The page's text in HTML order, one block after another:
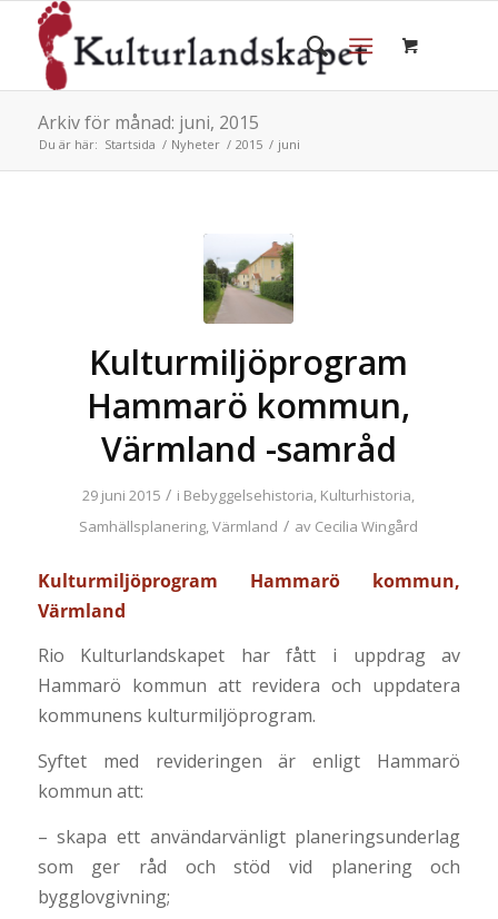
Arkiv för månad: juni, 2015
Du är här: Startsida / Nyheter / 2015 / juni
Kulturmiljöprogram
Hammarö kommun,
Värmland -samråd
29 juni 2015 / i Bebyggelsehistoria, Kulturhistoria,
Samhällsplanering,Värmland / av Cecilia Wingård
Kulturmiljöprogram Hammarö kommun,
Värmland
Rio Kulturlandskapet har fått i uppdrag av
Hammarö kommun att revidera och uppdatera
kommunens kulturmiljöprogram.
Syftet med revideringen är enligt Hammarö
kommun att:
– skapa ett användarvänligt planeringsunderlag
som ger råd och stöd vid planering och
bygglovgivning;